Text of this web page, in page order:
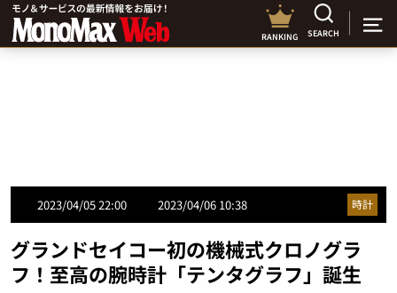
RANKING SEARCH
2023/04/05 22:00 2023/04/06 10:38 時計
グランドセイコー初の機械式クロノグラ
フ！至高の腕時計「テンタグラフ」誕生